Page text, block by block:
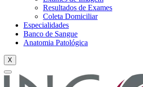
Resultados de Exames
Coleta Domiciliar
Especialidades
Banco de Sangue
Anatomia Patológica
X